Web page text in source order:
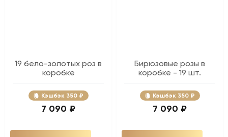
19 бело-золотых роз в
коробке
Кэшбэк 350 ₽
7 090 ₽
Бирюзовые розы в
коробке - 19 шт.
Кэшбэк 350 ₽
7 090 ₽